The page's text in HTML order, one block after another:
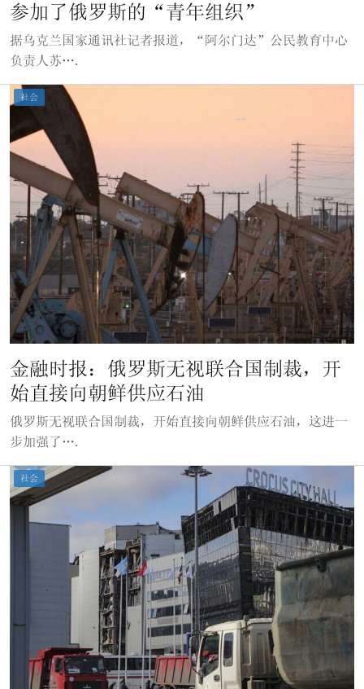
参加了俄罗斯的“青年组织”
据乌克兰国家通讯社记者报道，“阿尔门达”公民教育中心
负责人苏….
社会
金融时报：俄罗斯无视联合国制裁，开
始直接向朝鲜供应石油
俄罗斯无视联合国制裁，开始直接向朝鲜供应石油，这进一
步加强了….
社会